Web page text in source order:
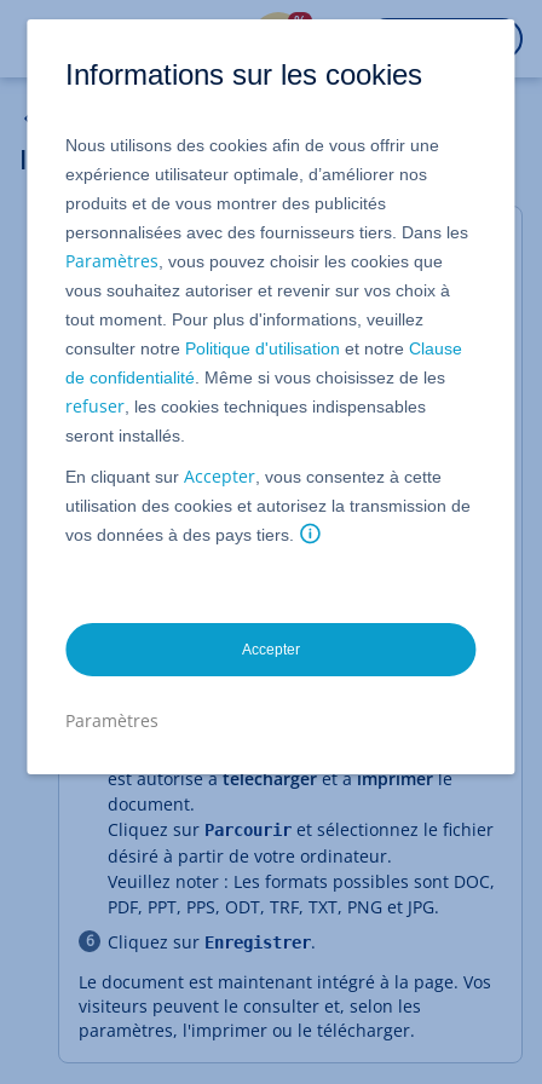
%
Intégrer un document dans MyWebsite
Valable pour MyWebsite
Ajoutez des fichiers, par exemple un document PDF
mettre à la disposition des visiteurs de votre projet
Web. Cet article vous explique comment procéder.
Connectez-vous à votre
Dans la barre de titre, cliquez sur
Menu > Sites Web et boutiques .
Facultatif: sélectionnez le site Web souhaité.
Insertion de documents
Faites glisser l'élément vers l'emplacement
maintenant le
est autorisé àtéléchargeret àimprimerle
document.
Cliquez sur Parcourir et sélectionnez le fichier
désiré à partir de votre ordinateur.
Veuillez noter : Les formats possibles sont DOC,
PDF, PPT, PPS, ODT, TRF, TXT, PNG et JPG.
Cliquez sur Enregistrer.
Le document est maintenant intégré à la page. Vos
visiteurs peuvent le consulter et, selon les
paramètres, l'imprimer ou le télécharger.
Informations sur les cookies
Nous utilisons des cookies afin de vous offrir une
expérience utilisateur optimale, d’améliorer nos
produits et de vous montrer des publicités
personnalisées avec des fournisseurs tiers. Dans les
Paramètres , vous pouvez choisir les cookies que
vous souhaitez autoriser et revenir sur vos choix à
tout moment. Pour plus d'informations, veuillez
consulter notre Politique d'utilisation et notreClause
de confidentialité . Même si vous choisissez de les
refuser , les cookies techniques indispensables
seront installés.
En cliquant surAccepter , vous consentez à cette
utilisation des cookies et autorisez la transmission de
vos données à des pays tiers.
Accepter
Paramètres